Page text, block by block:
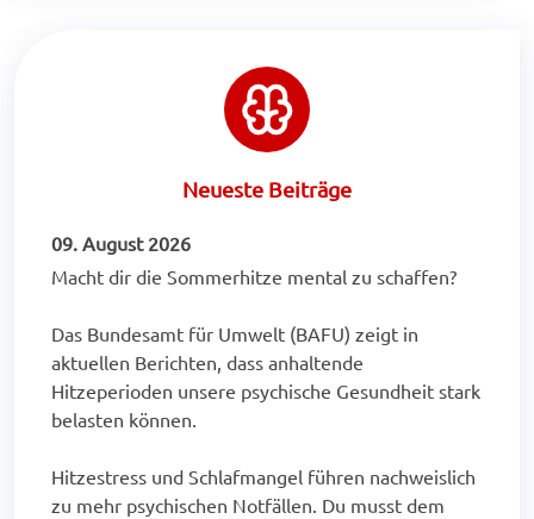
Neueste Beiträge
09. August 2026
Macht dir die Sommerhitze mental zu schaffen?
Das Bundesamt für Umwelt (BAFU) zeigt in
aktuellen Berichten, dass anhaltende
Hitzeperioden unsere psychische Gesundheit stark
belasten können.
Hitzestress und Schlafmangel führen nachweislich
zu mehr psychischen Notfällen. Du musst dem